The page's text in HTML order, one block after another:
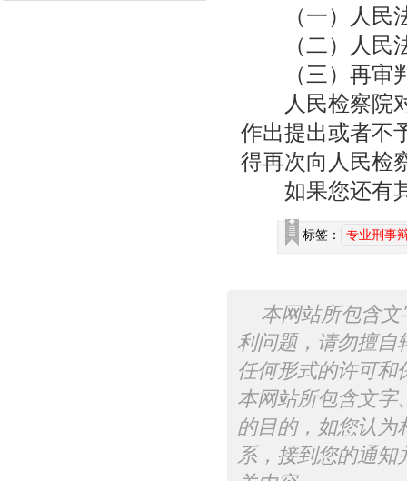
（一）人民法
（二）人民法
（三）再审判
人民检察院对
作出提出或者不
得再次向人民检
如果您还有其
标签： 专业刑事
本网站所包含
利问题，请勿擅自
任何形式的许可和
本网站所包含文字
的目的，如您认为
系，接到您的通知